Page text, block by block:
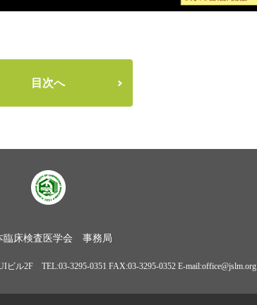
目次へ
臨床検査医学会 事務局
ル2F TEL:03-3295-0351 FAX:03-3295-0352 E-mail:office@jslm.org